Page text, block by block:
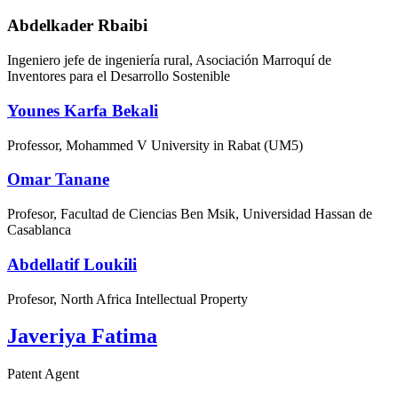
Abdelkader Rbaibi
Ingeniero jefe de ingeniería rural, Asociación Marroquí de
Inventores para el Desarrollo Sostenible
Younes Karfa Bekali
Professor, Mohammed V University in Rabat (UM5)
Omar Tanane
Profesor, Facultad de Ciencias Ben Msik, Universidad Hassan de
Casablanca
Abdellatif Loukili
Profesor, North Africa Intellectual Property
Javeriya Fatima
Patent Agent